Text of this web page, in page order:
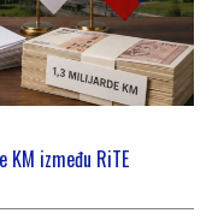
KM između RiTE